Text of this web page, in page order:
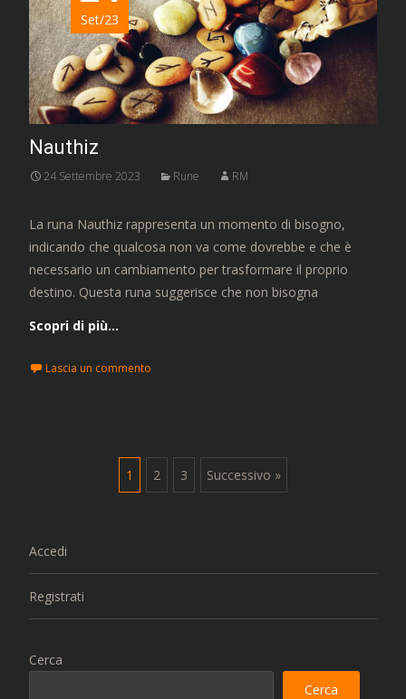
Set/23
Nauthiz
24 Settembre 2023 Rune RM
La runa Nauthiz rappresenta un momento di bisogno,
indicando che qualcosa non va come dovrebbe e che è
necessario un cambiamento per trasformare il proprio
destino. Questa runa suggerisce che non bisogna
Scopri di più…
Lascia un commento
Navigazione
articoli
1 2 3 Successivo »
Accedi
Registrati
Cerca
Cerca